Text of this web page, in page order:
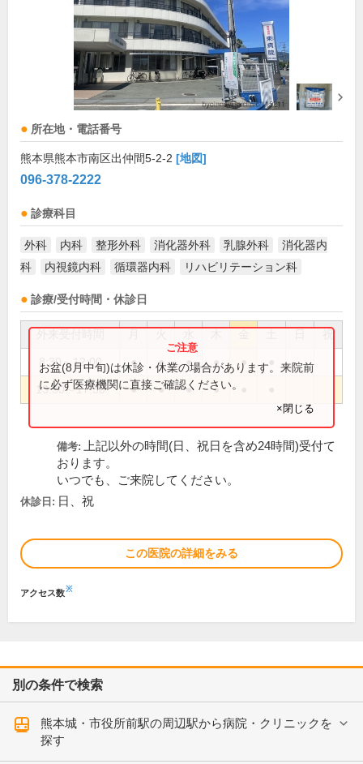
所在地・電話番号
熊本県熊本市南区出仲間5-2-2 [地図]
096-378-2222
診療科目
外科 内科 整形外科 消化器外科 乳腺外科
消化器内
科
内視鏡内科 循環器内科 リハビリテーション科
診療/受付時間・休診日
祝
8:30～12:00 ● ● ● ● ●
13:30～17:30 ● ● ● ●
お盆(8月中旬)は休診・休業の場合があります。来院前
に必ず医療機関に直接ご確認ください。
×閉じる
備考:
上記以外の時間(日、祝日を含め24時間)受付て
おります。
いつでも、ご来院してください。
休診日: 日、祝
この医院の詳細をみる
アクセス数※
別の条件で検索
熊本城・市役所前駅の周辺駅から病院・クリニックを
探す